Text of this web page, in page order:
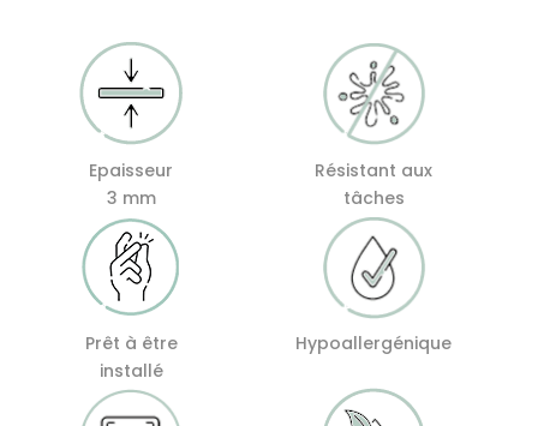
Epaisseur
3 mm
Résistant aux
tâches
Prêt à être
installé
Hypoallergénique